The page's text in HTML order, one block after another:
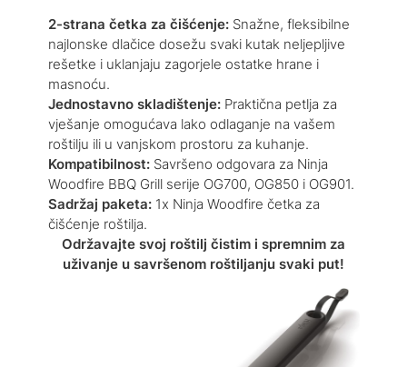
2-strana četka za čišćenje:Snažne, fleksibilne
najlonske dlačice dosežu svaki kutak neljepljive
rešetke i uklanjaju zagorjele ostatke hrane i
masnoću.
Jednostavno skladištenje:Praktična petlja za
vješanje omogućava lako odlaganje na vašem
roštilju ili u vanjskom prostoru za kuhanje.
Kompatibilnost:Savršeno odgovara za Ninja
Woodfire BBQ Grill serije OG700, OG850 i OG901.
Sadržaj paketa:1x Ninja Woodfire četka za
čišćenje roštilja.
Održavajte svoj roštilj čistim i spremnim za
uživanje u savršenom roštiljanju svaki put!